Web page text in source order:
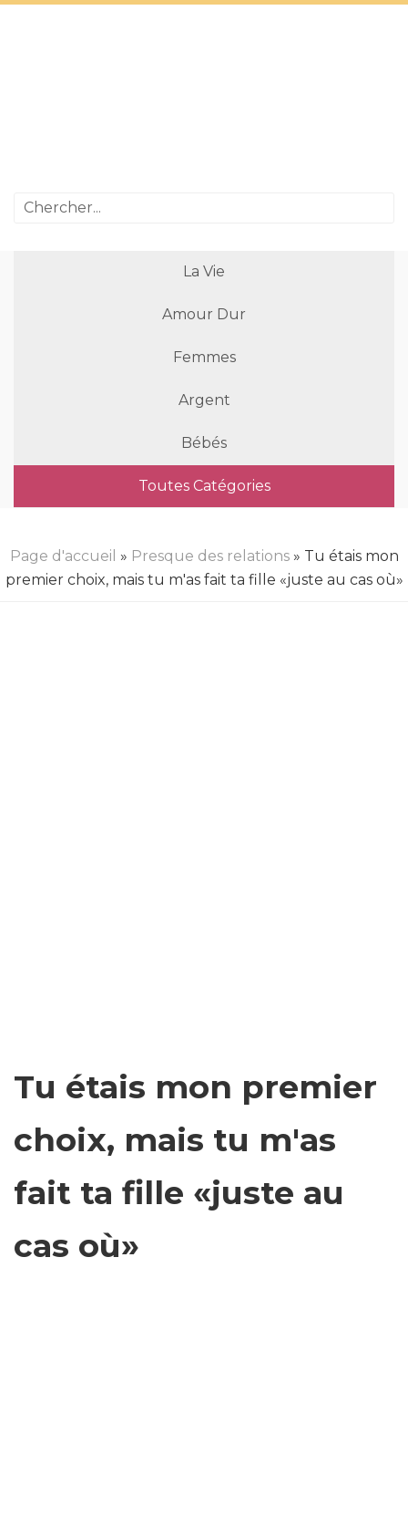
La Vie
Amour Dur
Femmes
Argent
Bébés
Toutes Catégories
Page d'accueil » Presque des relations» Tu étais mon
premier choix, mais tu m'as fait ta fille «juste au cas où»
Tu étais mon premier
choix, mais tu m'as
fait ta fille «juste au
cas où»